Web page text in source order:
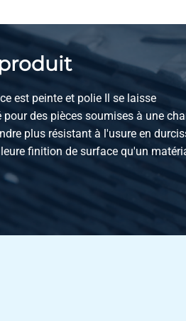
rond 42CrMoS4+QT+SH+SL 80
est peinte et polie Il se laisse
des pièces soumises à une
plus résistant à l'usure en
finition de surface qu'un